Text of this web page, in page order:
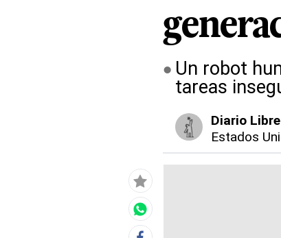
Un robot
tareas
Diario Libre
Estados